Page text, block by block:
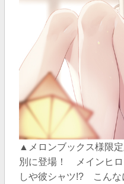
▲メロンブックス様限
別に登場！ メインヒ
しや彼シャツ!? こんな